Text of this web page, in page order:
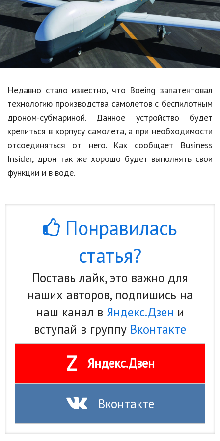
Образование
В мире
Культура
Авто, мото
Спорт
Знаменитости
Статьи
Обзоры
Hi-Tech. Интернет
Недвижимость
Спорт и фитнес
Психология и отношения
Творчество и рукоделие
Работа и бизнес
Недавно стало известно, что Boeing запатентовал
технологию производства самолетов с беспилотным
дроном-субмариной. Данное устройство будет
крепиться в корпусу самолета, а при необходимости
отсоединяться от него. Как сообщает Business
Insider, дрон так же хорошо будет выполнять свои
функции и в воде.
Понравилась
статья?
Поставь лайк, это важно для
наших авторов, подпишись на
наш канал в Яндекс.Дзен и
вступай в группу Вконтакте
Z Яндекс.Дзен
Вконтакте